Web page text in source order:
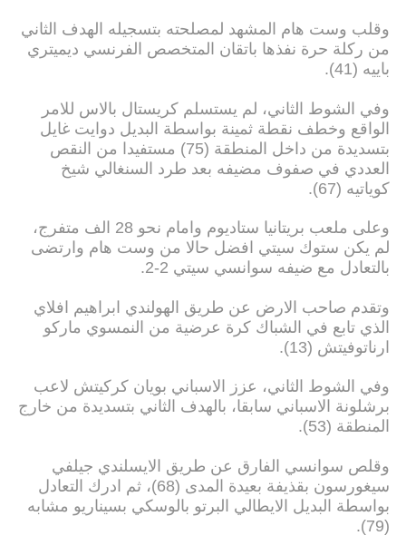
وقلب وست هام المشهد لمصلحته بتسجيله الهدف الثاني
من ركلة حرة نفذها باتقان المتخصص الفرنسي ديميتري
باييه (41).
وفي الشوط الثاني، لم يستسلم كريستال بالاس للامر
الواقع وخطف نقطة ثمينة بواسطة البديل دوايت غايل
بتسديدة من داخل المنطقة (75) مستفيدا من النقص
العددي في صفوف مضيفه بعد طرد السنغالي شيخ
كوياتيه (67).
وعلى ملعب بريتانيا ستاديوم وامام نحو 28 الف متفرج،
لم يكن ستوك سيتي افضل حالا من وست هام وارتضى
بالتعادل مع ضيفه سوانسي سيتي 2-2.
وتقدم صاحب الارض عن طريق الهولندي ابراهيم افلاي
الذي تابع في الشباك كرة عرضية من النمسوي ماركو
ارناتوفيتش (13).
وفي الشوط الثاني، عزز الاسباني بويان كركيتش لاعب
برشلونة الاسباني سابقا، بالهدف الثاني بتسديدة من خارج
المنطقة (53).
وقلص سوانسي الفارق عن طريق الايسلندي جيلفي
سيغورسون بقذيفة بعيدة المدى (68)، ثم ادرك التعادل
بواسطة البديل الايطالي البرتو بالوسكي بسيناريو مشابه
(79).